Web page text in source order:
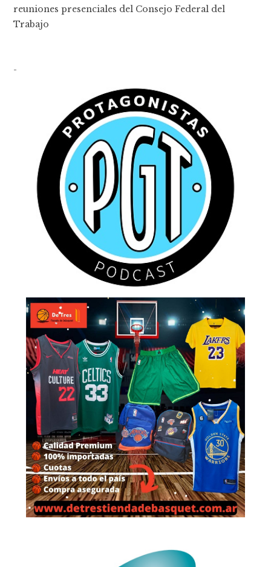
reuniones presenciales del Consejo Federal del
Trabajo
-